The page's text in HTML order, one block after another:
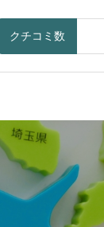
クチコミ数